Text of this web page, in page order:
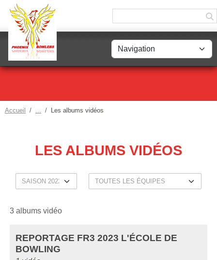
Accueil Les albums vidéos
LES ALBUMS VIDÉOS
3 albums vidéo
REPORTAGE FR3 2023 L'ÉCOLE DE
BOWLING
Panneau de gestion des cookies